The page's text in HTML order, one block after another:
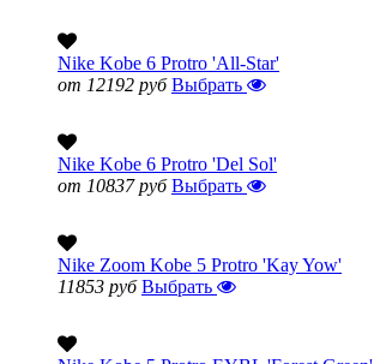
Nike Kobe 6 Protro 'All-Star'
от 12192 руб Выбрать
Nike Kobe 6 Protro 'Del Sol'
от 10837 руб Выбрать
Nike Zoom Kobe 5 Protro 'Kay Yow'
11853 руб Выбрать